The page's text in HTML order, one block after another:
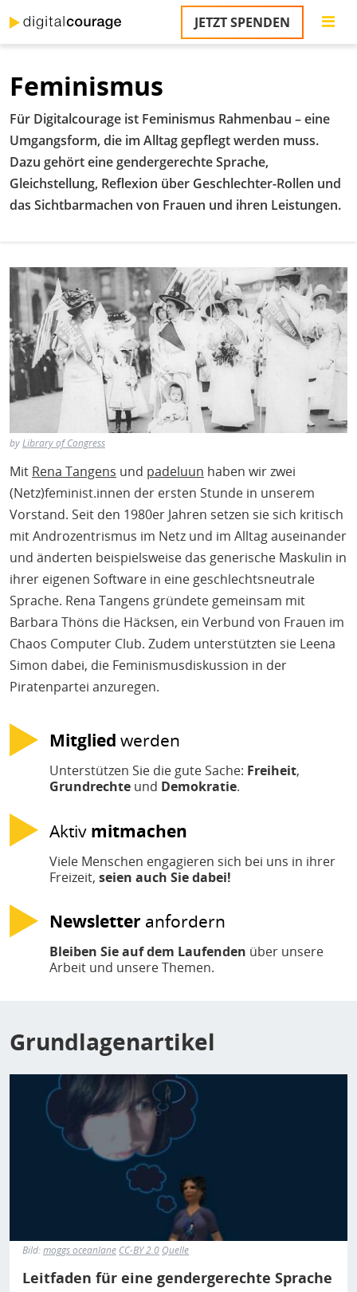
zum
Inhalt
JETZT SPENDEN
Feminismus
Für Digitalcourage ist Feminismus Rahmenbau – eine
Umgangsform, die im Alltag gepflegt werden muss.
Dazu gehört eine gendergerechte Sprache,
Gleichstellung, Reflexion über Geschlechter-Rollen und
das Sichtbarmachen von Frauen und ihren Leistungen.
byLibrary of Congress
Mit Rena Tangens und padeluun haben wir zwei
(Netz)feminist.innen der ersten Stunde in unserem
Vorstand. Seit den 1980er Jahren setzen sie sich kritisch
mit Androzentrismus im Netz und im Alltag auseinander
und änderten beispielsweise das generische Maskulin in
ihrer eigenen Software in eine geschlechtsneutrale
Sprache. Rena Tangens gründete gemeinsam mit
Barbara Thöns die Häcksen, ein Verbund von Frauen im
Chaos Computer Club. Zudem unterstützten sie Leena
Simon dabei, die Feminismusdiskussion in der
Piratenpartei anzuregen.
Mitglied werden
Unterstützen Sie die gute Sache: Freiheit,
Grundrechte und Demokratie.
Aktiv mitmachen
Viele Menschen engagieren sich bei uns in ihrer
Freizeit, seien auch Sie dabei!
Newsletter anfordern
Bleiben Sie auf dem Laufenden über unsere
Arbeit und unsere Themen.
Grundlagenartikel
Bild
Bild:moggs oceanlane CC-BY 2.0 Quelle
Leitfaden für eine gendergerechte Sprache